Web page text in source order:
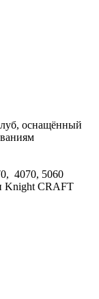
оснащённый
4070, 5060
Knight CRAFT